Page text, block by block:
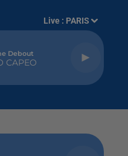
Live : PARIS
Debout
CAPEO